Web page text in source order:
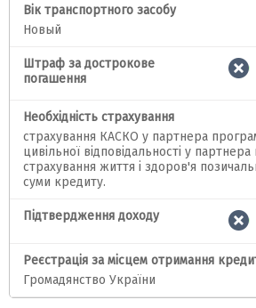
Вік транспортного засобу
Новый
Штраф за дострокове
погашення
Необхідність страхування
страхування КАСКО у партнера
цивільної відповідальності у
страхування життя і здоров'я
суми кредиту.
Підтвердження доходу
Реєстрація за місцем отримання
Громадянство України